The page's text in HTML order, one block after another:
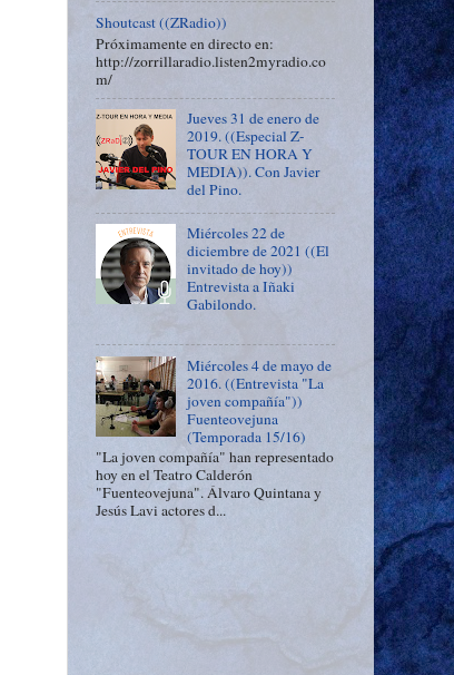
Shoutcast ((ZRadio))
Próximamente en directo en:
http://zorrillaradio.listen2myradio.co
m/
Jueves 31 de enero de
2019. ((Especial Z-
TOUR EN HORA Y
MEDIA)). Con Javier
del Pino.
Miércoles 22 de
diciembre de 2021 ((El
invitado de hoy))
Entrevista a Iñaki
Gabilondo.
Miércoles 4 de mayo de
2016. ((Entrevista "La
joven compañía"))
Fuenteovejuna
(Temporada 15/16)
"La joven compañía" han representado
hoy en el Teatro Calderón
"Fuenteovejuna". Álvaro Quintana y
Jesús Lavi actores d...